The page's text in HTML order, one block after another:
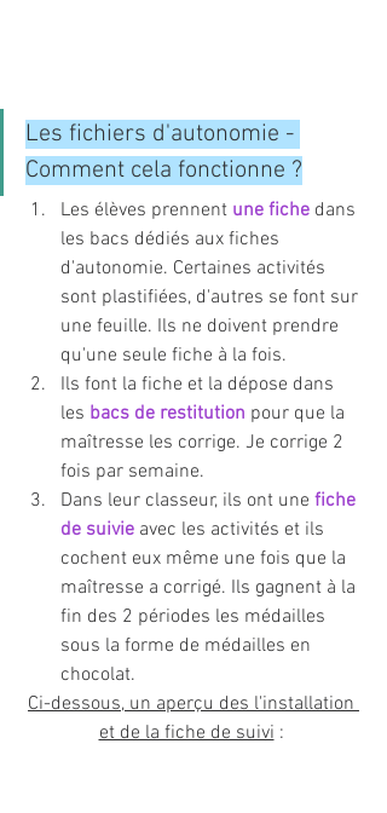
Les fichiers d'autonomie -
Comment cela fonctionne ?
Les élèves prennent une fiche dans
les bacs dédiés aux fiches
d'autonomie. Certaines activités
sont plastifiées, d'autres se font sur
une feuille. Ils ne doivent prendre
qu'une seule fiche à la fois.
Ils font la fiche et la dépose dans
les bacs de restitution pour que la
maîtresse les corrige. Je corrige 2
fois par semaine.
Dans leur classeur, ils ont une fiche
de suivie avec les activités et ils
cochent eux même une fois que la
maîtresse a corrigé. Ils gagnent à la
fin des 2 périodes les médailles
sous la forme de médailles en
chocolat.
Ci-dessous, un aperçu des l'installation
et de la fiche de suivi :